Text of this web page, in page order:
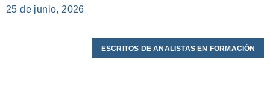
25 de junio, 2026
ESCRITOS DE ANALISTAS EN FORMACIÓN